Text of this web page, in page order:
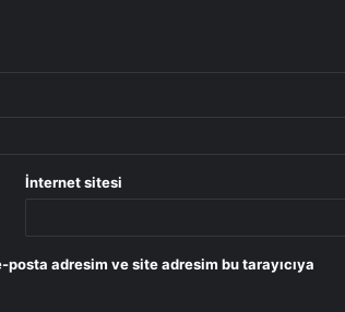
İnternet sitesi
posta adresim ve site adresim bu tarayıcıya